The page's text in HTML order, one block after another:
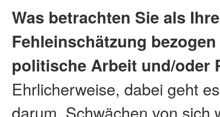
Was betrachten Sie als
Fehleinschätzung
politische Arbeit und/oder
Ehrlicherweise, dabei geht
darum, Schwächen von sich